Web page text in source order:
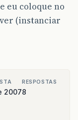
eu coloque no
(instanciar
2007
RESPOSTAS
8